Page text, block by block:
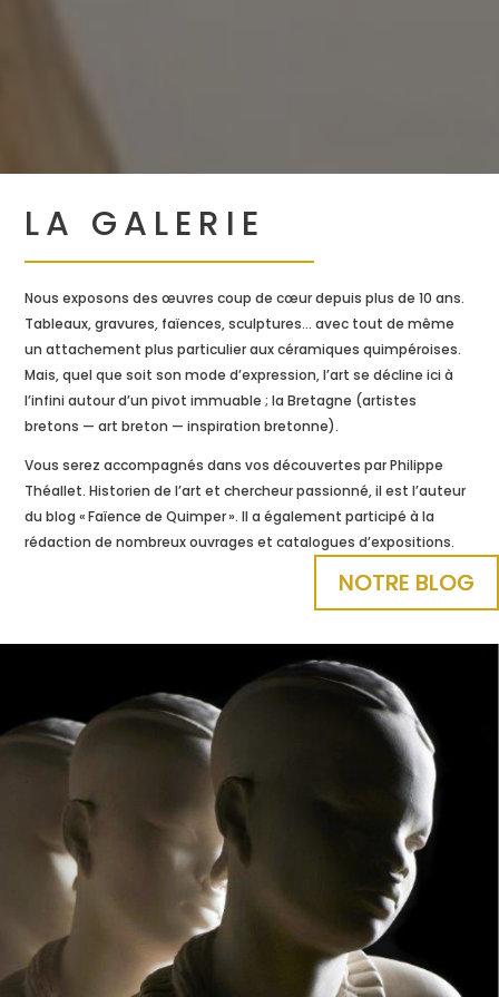
LA GALERIE
Nous exposons des œuvres coup de cœur depuis plus de 10 ans.
Tableaux, gravures, faïences, sculptures… avec tout de même
un attachement plus particulier aux céramiques quimpéroises.
Mais, quel que soit son mode d’expression, l’art se décline ici à
l’infini autour d’un pivot immuable ; la Bretagne (artistes
bretons — art breton — inspiration bretonne).
Vous serez accompagnés dans vos découvertes par Philippe
Théallet. Historien de l’art et chercheur passionné, il est l’auteur
du blog « Faïence de Quimper ». Il a également participé à la
rédaction de nombreux ouvrages et catalogues d’expositions.
NOTRE BLOG